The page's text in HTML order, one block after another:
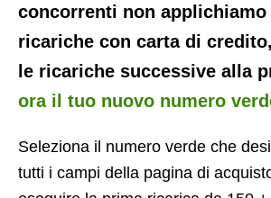
concorrenti non
ricariche con carta di
le ricariche successive alla
ora il tuo nuovo numero
Seleziona il numero verde che
tutti i campi della pagina di